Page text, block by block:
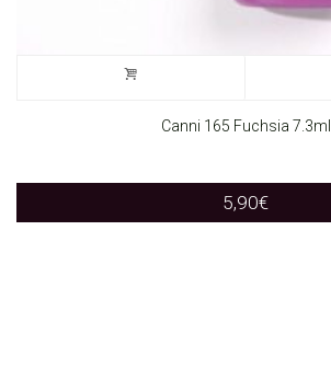
Canni 165 Fuchsia 7.3ml
5,90€